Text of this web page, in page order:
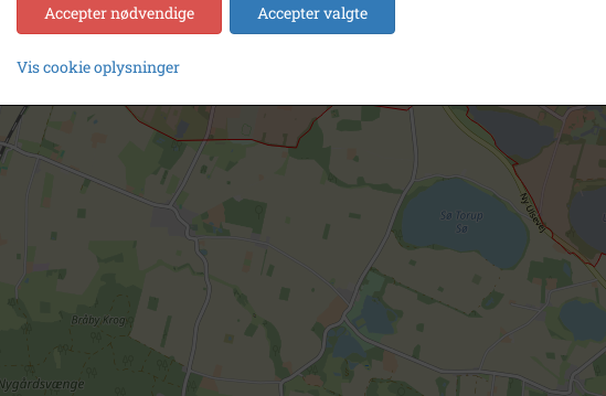
Accepter nødvendige Accepter valgte
Vis cookie oplysninger